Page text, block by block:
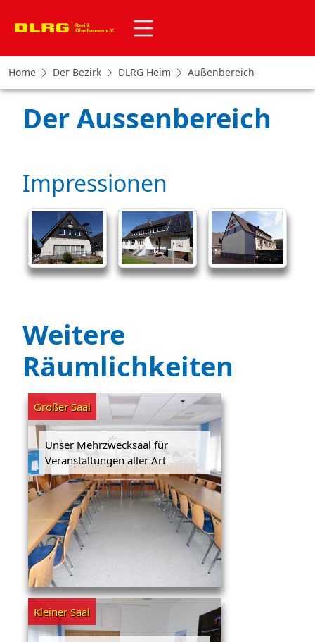
Home Der Bezirk DLRG Heim Außenbereich
Der Aussenbereich
Impressionen
Weitere
Räumlichkeiten
Großer Saal
Unser Mehrzwecksaal für
Veranstaltungen aller Art
Kleiner Saal